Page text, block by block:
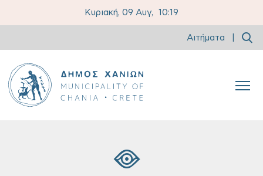
Κυριακή, 09 Αυγ, 10:19
Αιτήματα